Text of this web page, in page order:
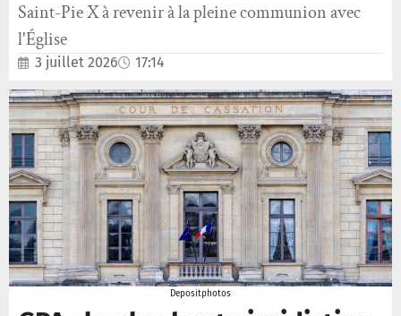
Saint-Pie X à revenir à la pleine communion avec
l'Église
3 juillet 2026 17:14
Depositphotos